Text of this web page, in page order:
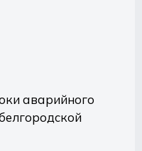
аварийного